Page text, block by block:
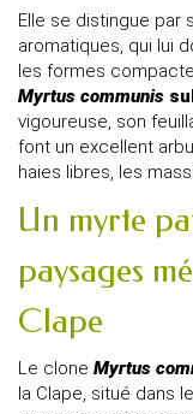
Elle se distingue par
aromatiques, qui lui
les formes
Myrtus communis
vigoureuse, son
font un excellent
haies libres, les
Un myrte
paysages
Clape
Le clone Myrtus
la Clape, situé dans